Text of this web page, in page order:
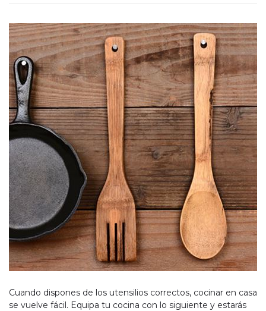
Cuando dispones de los utensilios correctos, cocinar en casa
se vuelve fácil. Equipa tu cocina con lo siguiente y estarás